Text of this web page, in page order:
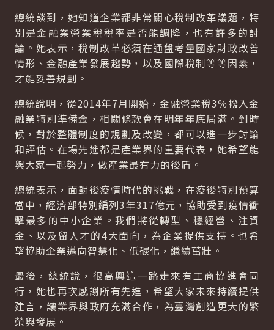
總統談到，她知道企業都非常關心稅制改革議題，特
別是金融業營業稅稅率是否能調降，也有許多的討
論。她表示，稅制改革必須在通盤考量國家財政改善
情形、金融產業發展趨勢，以及國際稅制等等因素，
才能妥善規劃。
總統說明，從2014年7月開始，金融營業稅3％撥入金
融業特別準備金，相關條款會在明年年底屆滿。到時
候，對於整體制度的規劃及改變，都可以進一步討論
和評估。在場先進都是產業界的重要代表，她希望能
與大家一起努力，做產業最有力的後盾。
總統表示，面對後疫情時代的挑戰，在疫後特別預算
當中，經濟部特別編列3年317億元，協助受到疫情衝
擊最多的中小企業。我們將從轉型、穩經營、注資
金、以及留人才的4大面向，為企業提供支持。也希
望協助企業邁向智慧化、低碳化，繼續茁壯。
最後，總統說，很高興這一路走來有工商協進會同
行，她也再次感謝所有先進，希望大家未來持續提供
建言，讓業界與政府充滿合作，為臺灣創造更大的繁
榮與發展。